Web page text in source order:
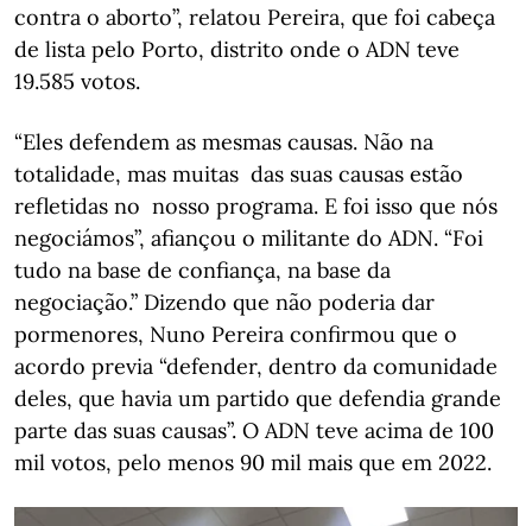
contra o aborto”, relatou Pereira, que foi cabeça
de lista pelo Porto, distrito onde o ADN teve
19.585 votos.
“Eles defendem as mesmas causas. Não na
totalidade, mas muitas das suas causas estão
refletidas no nosso programa. E foi isso que nós
negociámos”, afiançou o militante do ADN. “Foi
tudo na base de confiança, na base da
negociação.” Dizendo que não poderia dar
pormenores, Nuno Pereira confirmou que o
acordo previa “defender, dentro da comunidade
deles, que havia um partido que defendia grande
parte das suas causas”. O ADN teve acima de 100
mil votos, pelo menos 90 mil mais que em 2022.